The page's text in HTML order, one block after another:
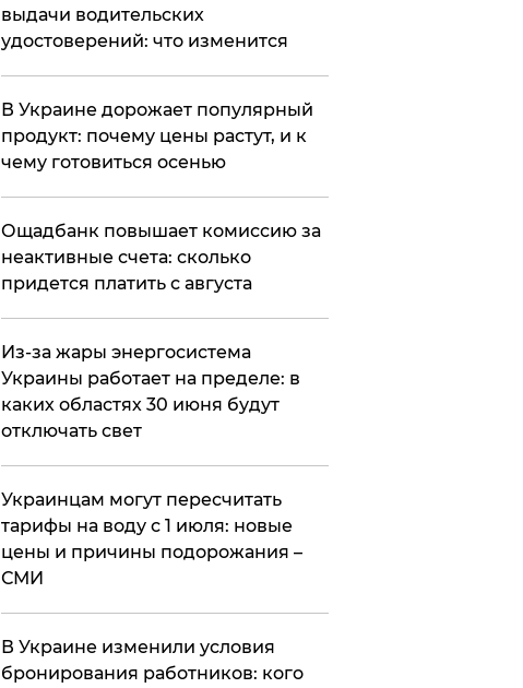
выдачи водительских
удостоверений: что изменится
В Украине дорожает популярный
продукт: почему цены растут, и к
чему готовиться осенью
​Ощадбанк повышает комиссию за
неактивные счета: сколько
придется платить с августа
Из-за жары энергосистема
Украины работает на пределе: в
каких областях 30 июня будут
отключать свет
Украинцам могут пересчитать
тарифы на воду с 1 июля: новые
цены и причины подорожания –
СМИ
В Украине изменили условия
бронирования работников: кого